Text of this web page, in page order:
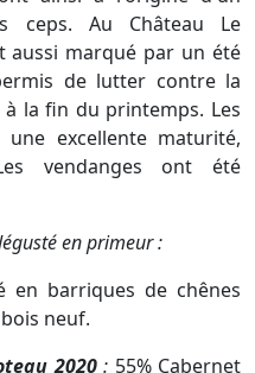
ceps. Au Château Le
aussi marqué par un été
de lutter contre la
la fin du printemps. Les
excellente maturité,
vendanges ont été
en primeur :
en barriques de chênes
neuf.
2020: 55% Cabernet